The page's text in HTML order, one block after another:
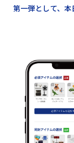
第一弾として、本